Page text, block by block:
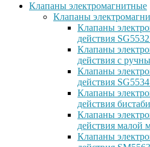
Клапаны электромагнитные
Клапаны
Клапаны
действия
Клапаны
действия с
Клапаны
действия
Клапаны
действия
Клапаны
действия малой
Клапаны